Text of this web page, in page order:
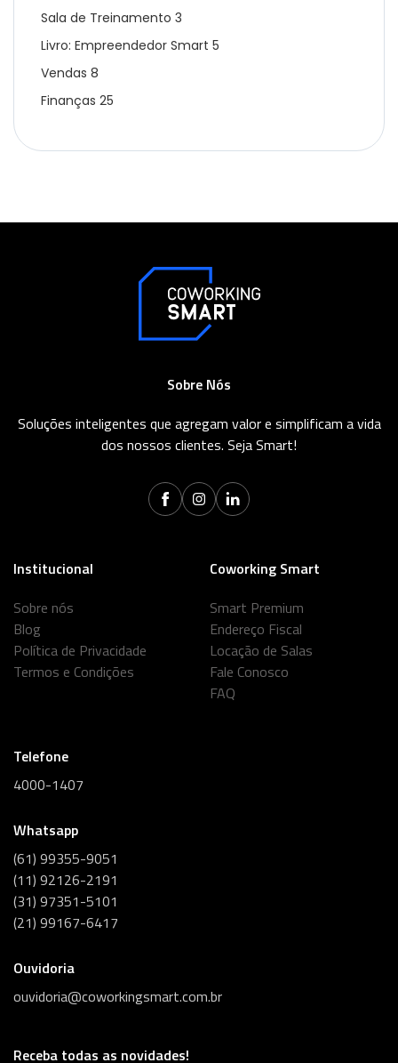
Sala de Treinamento 3
Livro: Empreendedor Smart 5
Vendas 8
Finanças 25
Sobre Nós
Soluções inteligentes que agregam valor e simplificam a vida
dos nossos clientes. Seja Smart!
Institucional
Sobre nós
Blog
Política de Privacidade
Termos e Condições
Coworking Smart
Smart Premium
Endereço Fiscal
Locação de Salas
Fale Conosco
FAQ
Telefone
4000-1407
Whatsapp
(61) 99355-9051
(11) 92126-2191
(31) 97351-5101
(21) 99167-6417
Ouvidoria
ouvidoria@coworkingsmart.com.br
Receba todas as novidades!